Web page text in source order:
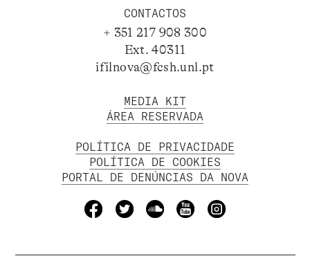
CONTACTOS
+ 351 217 908 300
Ext. 40311
ifilnova@fcsh.unl.pt
MEDIA KIT
ÁREA RESERVADA
POLÍTICA DE PRIVACIDADE
POLÍTICA DE COOKIES
PORTAL DE DENÚNCIAS DA NOVA